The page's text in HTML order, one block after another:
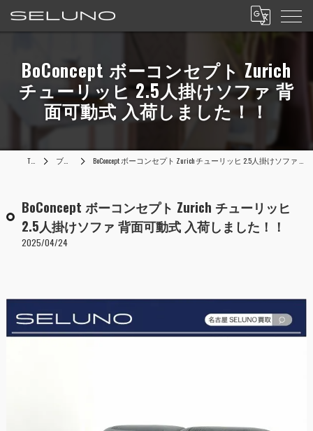
BoConcept ボーコンセプト Zurich
チューリッヒ 2.5人掛けソファ 背
面可動式 入荷しました！！
TOP ブログ BoConcept ボーコンセプト Zurich チューリッヒ 2.5人掛けソファ 背面可動式 入荷しました！！
BoConcept ボーコンセプト Zurich チューリッヒ
2.5人掛けソファ 背面可動式 入荷しました！！
2025/04/24